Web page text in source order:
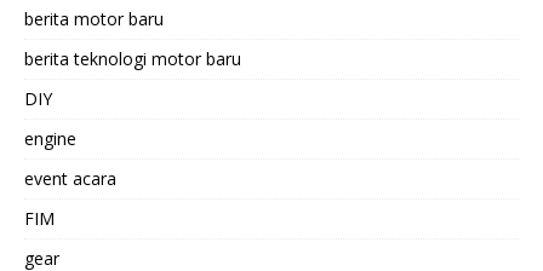
berita motor baru
berita teknologi motor baru
DIY
engine
event acara
FIM
gear